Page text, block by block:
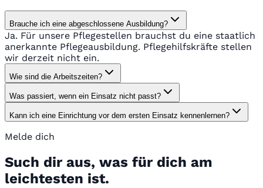
Brauche ich eine abgeschlossene Ausbildung?
Ja. Für unsere Pflegestellen brauchst du eine staatlich
anerkannte Pflegeausbildung. Pflegehilfskräfte stellen
wir derzeit nicht ein.
Wie sind die Arbeitszeiten?
Was passiert, wenn ein Einsatz nicht passt?
Kann ich eine Einrichtung vor dem ersten Einsatz kennenlernen?
Melde dich
Such dir aus, was für dich am
leichtesten ist.